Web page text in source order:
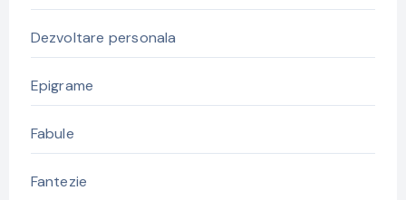
Dezvoltare personala
Epigrame
Fabule
Fantezie